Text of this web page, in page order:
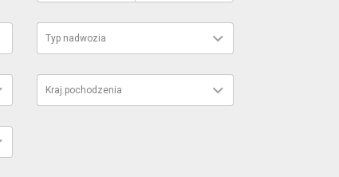
Typ nadwozia
Kraj pochodzenia